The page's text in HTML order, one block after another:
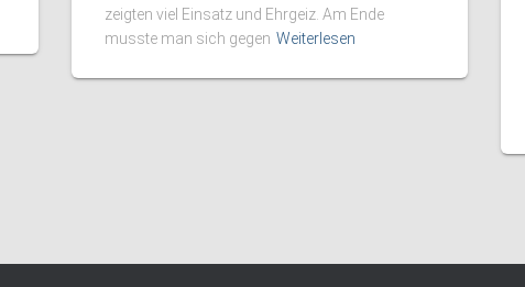
zeigten viel Einsatz und Ehrgeiz. Am Ende
musste man sich gegen Weiterlesen